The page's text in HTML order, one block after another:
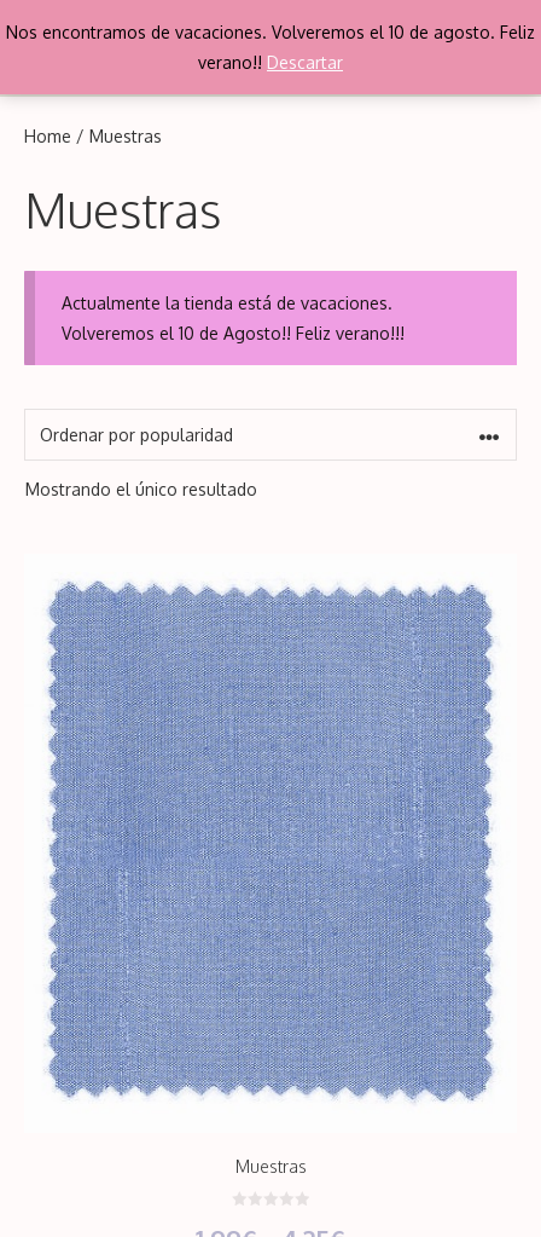
Nos encontramos de vacaciones. Volveremos el 10 de agosto. Feliz
verano!! Descartar
al
Home / Muestras
Muestras
Actualmente la tienda está de vacaciones.
Volveremos el 10 de Agosto!! Feliz verano!!!
Mostrando el único resultado
Muestras